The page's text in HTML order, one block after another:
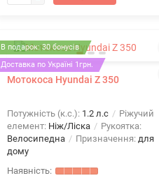
В подарок: 30 бонусів
Доставка по Україні 1грн.
Мотокоса Hyundai Z 350
Потужність (к.с.): 1.2 л.с
Ріжучий
елемент: Ніж/Ліска
Рукоятка:
Велосипедна
Призначення: для
дому